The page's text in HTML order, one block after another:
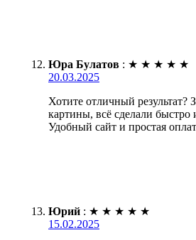
Юра Булатов : ★ ★ ★ ★ ★
20.03.2025
Хотите отличный результат?
картины, всё сделали быстро
Удобный сайт и простая
Юрий : ★ ★ ★ ★ ★
15.02.2025